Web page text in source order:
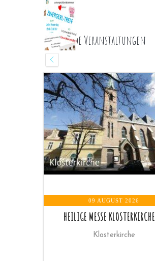
Kommende Veranstaltungen
09 AUGUST 2026
HEILIGE MESSE KLOSTERKIRCHE
Klosterkirche